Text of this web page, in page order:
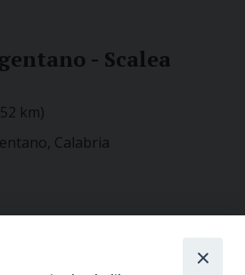
- Scalea
km)
Calabria